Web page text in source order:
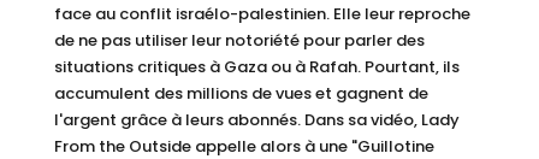
face au conflit israélo-palestinien. Elle leur reproche
de ne pas utiliser leur notoriété pour parler des
situations critiques à Gaza ou à Rafah. Pourtant, ils
accumulent des millions de vues et gagnent de
l'argent grâce à leurs abonnés. Dans sa vidéo, Lady
From the Outside appelle alors à une "Guillotine